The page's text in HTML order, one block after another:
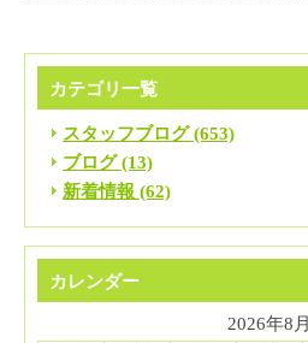
カテゴリ一覧
スタッフブログ (653)
ブログ (13)
新着情報 (62)
カレンダー
2026年8月